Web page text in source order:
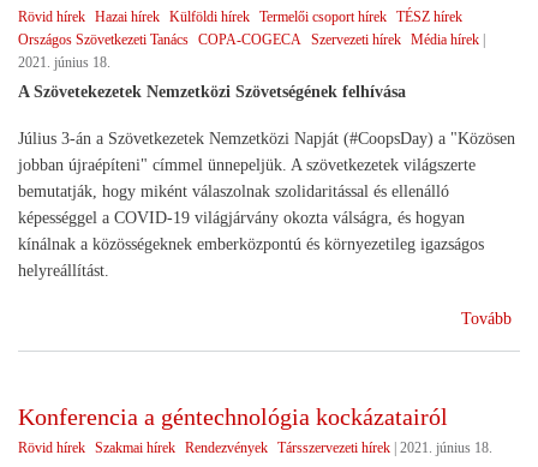
Rövid hírek Hazai hírek Külföldi hírek Termelői csoport hírek TÉSZ hírek
Országos Szövetkezeti Tanács COPA-COGECA Szervezeti hírek Média hírek |
2021. június 18.
A Szövetekezetek Nemzetközi Szövetségének felhívása
Július 3-án a Szövetkezetek Nemzetközi Napját (#CoopsDay) a "Közösen
jobban újraépíteni" címmel ünnepeljük. A szövetkezetek világszerte
bemutatják, hogy miként válaszolnak szolidaritással és ellenálló
képességgel a COVID-19 világjárvány okozta válságra, és hogyan
kínálnak a közösségeknek emberközpontú és környezetileg igazságos
helyreállítást.
Tovább
Konferencia a géntechnológia kockázatairól
Rövid hírek Szakmai hírek Rendezvények Társszervezeti hírek 2021. június 18.